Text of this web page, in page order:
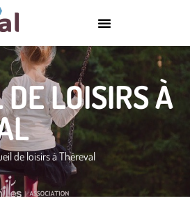
LOISIRS À
de loisirs à Thèreval